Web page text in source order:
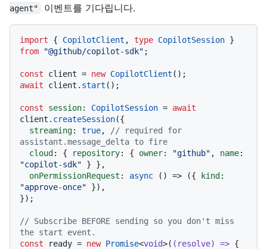
agent"
이벤트를 기다립니다.
import { CopilotClient , type CopilotSession
from
"@github/copilot-sdk" ;
const client = new CopilotClient
await client. start ();
const session: CopilotSession = await
client. createSession({
streaming: true,
// required for
assistant.message_delta to fire
cloud: { repository: { owner: "github" , name
"copilot-sdk" } },
onPermissionRequest : async () => ({ kind
"approve-once" }),
});
// Subscribe BEFORE sending so you don't miss
the start event.
const ready = new Promise<void>( ( resolve) => {